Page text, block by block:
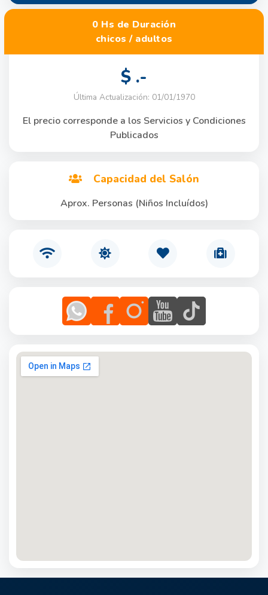
0 Hs de Duración
chicos / adultos
$ .-
Última Actualización: 01/01/1970
El precio corresponde a los Servicios y Condiciones
Publicados
Capacidad del Salón
Aprox. Personas (Niños Incluídos)